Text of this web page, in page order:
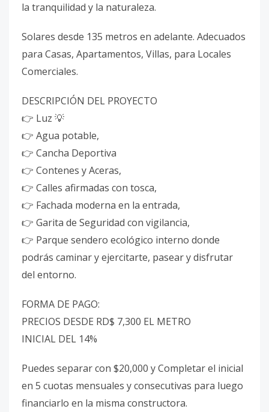
la tranquilidad y la naturaleza.
Solares desde 135 metros en adelante. Adecuados
para Casas, Apartamentos, Villas, para Locales
Comerciales.
DESCRIPCIÓN DEL PROYECTO
👉 Luz 💡
👉 Agua potable,
👉 Cancha Deportiva
👉 Contenes y Aceras,
👉 Calles afirmadas con tosca,
👉 Fachada moderna en la entrada,
👉 Garita de Seguridad con vigilancia,
👉 Parque sendero ecológico interno donde
podrás caminar y ejercitarte, pasear y disfrutar
del entorno.
FORMA DE PAGO:
PRECIOS DESDE RD$ 7,300 EL METRO
INICIAL DEL 14%
Puedes separar con $20,000 y Completar el inicial
en 5 cuotas mensuales y consecutivas para luego
financiarlo en la misma constructora.